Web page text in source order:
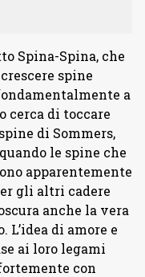
Spina-Spina, che
spine
a
cerca di toccare
di Sommers,
le spine che
apparentemente
gli altri cadere
anche la vera
di amore e
ai loro legami
con